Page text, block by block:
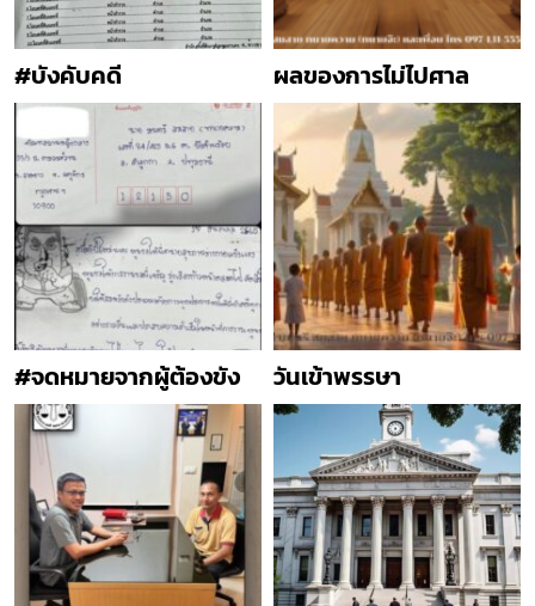
#บังคับคดี ผลของการไม่ไปศาล
#จดหมายจากผู้ต้องขัง วันเข้าพรรษา